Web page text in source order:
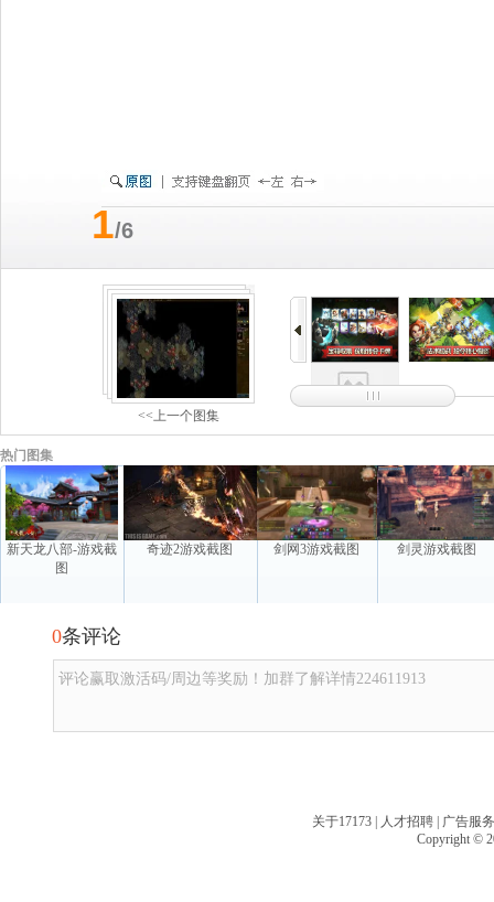
1/6
<<上一个图集
热门图集
新天龙八部-游戏截
图
奇迹2游戏截图 剑网3游戏截图 剑灵游戏截图
0条评论
评论赢取激活码/周边等奖励！加群了解详情224611913
关于17173 | 人才招聘 | 广告服务
Copyright ©